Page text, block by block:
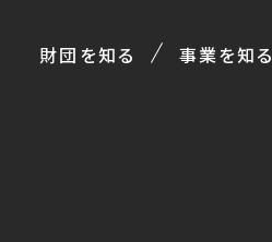
財団を知る 事業を知る